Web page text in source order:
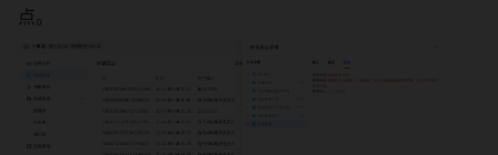
点。